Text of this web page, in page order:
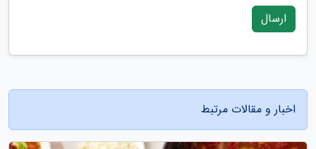
ارسال
اخبار و مقالات مرتبط